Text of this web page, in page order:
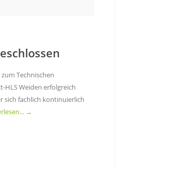
Technischen
HLS Weiden erfolgreich
sich fachlich kontinuierlich
→